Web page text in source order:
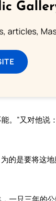
articles,
。”又对他说
的是要将这